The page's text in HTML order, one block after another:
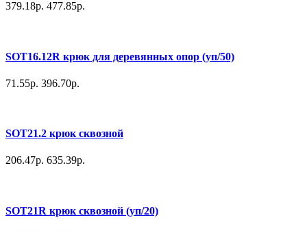
379.18р. 477.85р.
SOT16.12R крюк для деревянных опор (уп/50)
71.55р. 396.70р.
SOT21.2 крюк сквозной
206.47р. 635.39р.
SOT21R крюк сквозной (уп/20)